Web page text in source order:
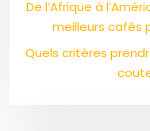
De l’Afrique à
meilleurs cafés
Quels critères